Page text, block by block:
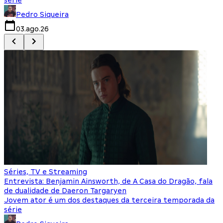
Pedro Siqueira
03.ago.26
Séries, TV e Streaming
Entrevista: Benjamin Ainsworth, de A Casa do Dragão, fala
de dualidade de Daeron Targaryen
Jovem ator é um dos destaques da terceira temporada da
série